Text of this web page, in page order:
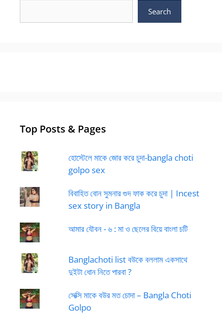
Search
Top Posts & Pages
হোস্টেলে মাকে জোর করে চুদা-bangla choti
golpo sex
বিবাহিত বোন সুমনার গুদ ফাক করে চুদা | Incest
sex story in Bangla
আমার যৌবন - ৬ : মা ও ছেলের বিয়ে বাংলা চটি
Banglachoti list বউকে বললাম একসাথে
দুইটা ধোন নিতে পারবা ?
সেক্সি মাকে বউর মত চোদা – Bangla Choti
Golpo